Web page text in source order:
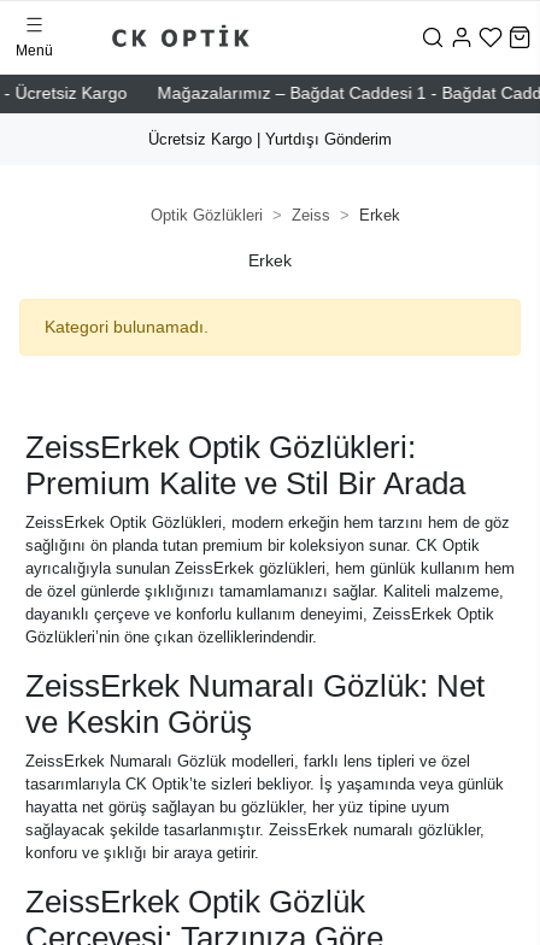
Kargo Mağazalarımız – Bağdat Caddesi 1 - Bağdat
Menü
Ücretsiz Kargo | Yurtdışı Gönderim
Optik Gözlükleri Zeiss Erkek
Erkek
Kategori bulunamadı.
ZeissErkek Optik Gözlükleri:
Premium Kalite ve Stil Bir Arada
ZeissErkek Optik Gözlükleri, modern erkeğin hem tarzını hem de göz
sağlığını ön planda tutan premium bir koleksiyon sunar. CK Optik
ayrıcalığıyla sunulan ZeissErkek gözlükleri, hem günlük kullanım hem
de özel günlerde şıklığınızı tamamlamanızı sağlar. Kaliteli malzeme,
dayanıklı çerçeve ve konforlu kullanım deneyimi, ZeissErkek Optik
Gözlükleri’nin öne çıkan özelliklerindendir.
ZeissErkek Numaralı Gözlük: Net
ve Keskin Görüş
ZeissErkek Numaralı Gözlük modelleri, farklı lens tipleri ve özel
tasarımlarıyla CK Optik’te sizleri bekliyor. İş yaşamında veya günlük
hayatta net görüş sağlayan bu gözlükler, her yüz tipine uyum
sağlayacak şekilde tasarlanmıştır. ZeissErkek numaralı gözlükler,
konforu ve şıklığı bir araya getirir.
ZeissErkek Optik Gözlük
Çerçevesi: Tarzınıza Göre